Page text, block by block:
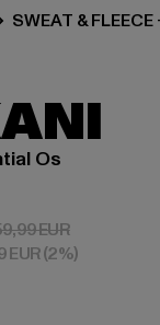
SWEAT &
Os
EUR
EUR
EUR(2%)